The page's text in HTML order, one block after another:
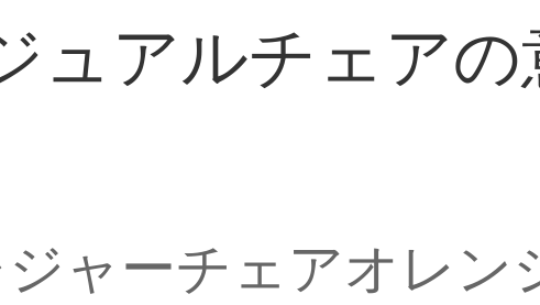
ュアルチェア
ャーチェアオレン